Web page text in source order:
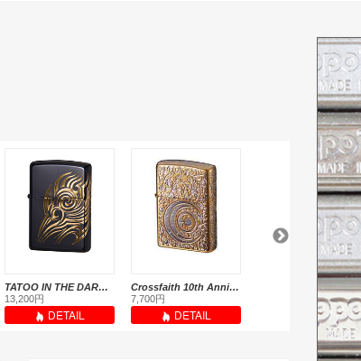
TATOO IN THE DARK NIGHT2(1)/KS-IBM
13,200円
DETAIL
Crossfaith 10th Anniversary Edition GOLD<ご紹介のみ商品>
7,700円
DETAIL
蒔絵ZIPPO/富士桜
DETAIL